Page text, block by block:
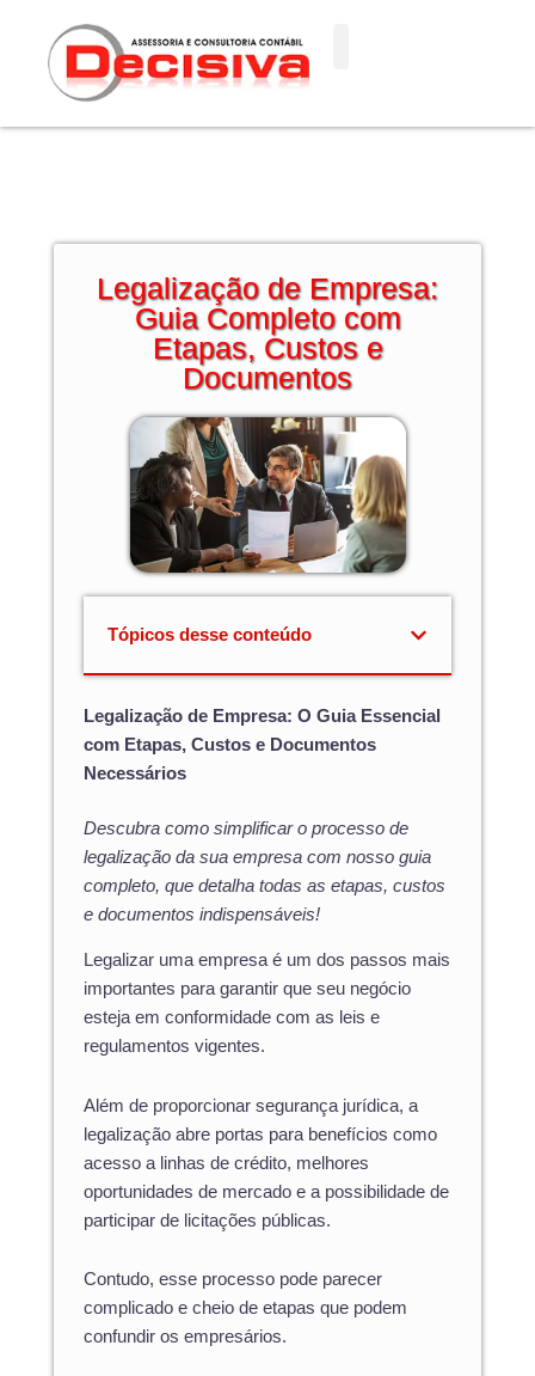
conteúdo
Legalização de Empresa:
Guia Completo com
Etapas, Custos e
Documentos
Tópicos desse conteúdo
Legalização de Empresa: O Guia Essencial
com Etapas, Custos e Documentos
Necessários
Descubra como simplificar o processo de
legalização da sua empresa com nosso guia
completo, que detalha todas as etapas, custos
e documentos indispensáveis!
Legalizar uma empresa é um dos passos mais
importantes para garantir que seu negócio
esteja em conformidade com as leis e
regulamentos vigentes.
Além de proporcionar segurança jurídica, a
legalização abre portas para benefícios como
acesso a linhas de crédito, melhores
oportunidades de mercado e a possibilidade de
participar de licitações públicas.
Contudo, esse processo pode parecer
complicado e cheio de etapas que podem
confundir os empresários.